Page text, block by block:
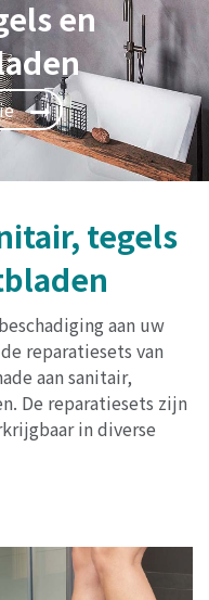
informatie
tegels
aan uw
reparatiesets van
aan sanitair,
De reparatiesets zijn
in diverse